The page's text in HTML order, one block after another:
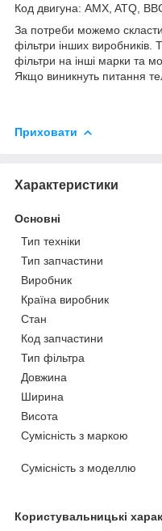
Код двигуна: AMX, ATQ,
За потреби можемо
фільтри інших виробників.
фільтри на інші марки та
Якщо виникнуть питання
Приховати
Характеристики
Основні
Тип техніки
Тип запчастини
Виробник
Країна виробник
Стан
Код запчастини
Тип фільтра
Довжина
Ширина
Висота
Сумісність з маркою
Сумісність з моделлю
Користувальницькі